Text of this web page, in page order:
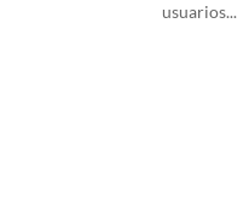
usuarios...